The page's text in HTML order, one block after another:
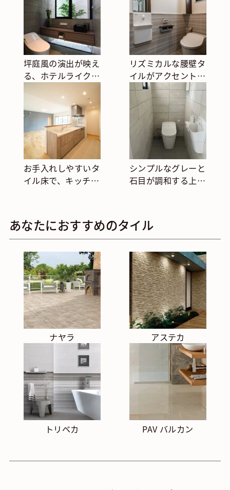
坪庭風の演出が映え
る、ホテルライクな
リズミカルな腰壁タ
イルがアクセントに
なる、清潔感のある
トイレ空間
お手入れしやすいタ
イル床で、キッチン
シンプルなグレーと
石目が調和する上品
あなたにおすすめのタイル
ナヤラ アステカ
トリベカ PAV バルカン